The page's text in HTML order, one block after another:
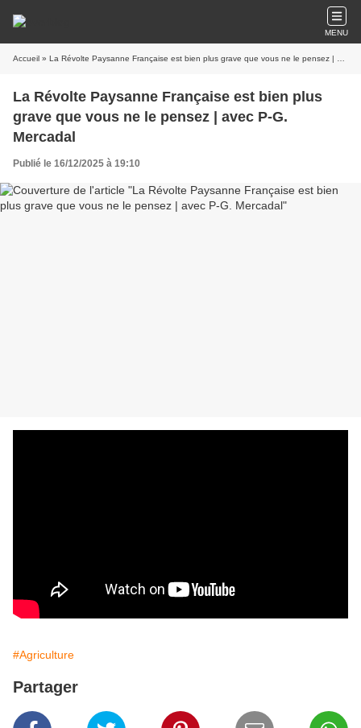
MENU
Accueil » La Révolte Paysanne Française est bien plus grave que vous ne le pensez | avec P-G. Mercadal
La Révolte Paysanne Française est bien plus
grave que vous ne le pensez | avec P-G.
Mercadal
Publié le 16/12/2025 à 19:10
#Agriculture
Partager